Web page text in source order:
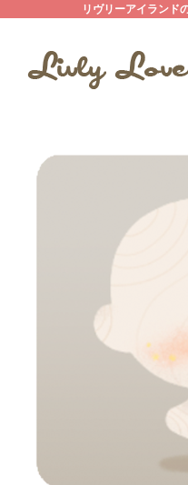
リヴリーアイランド